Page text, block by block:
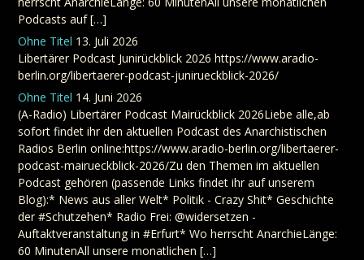
Podcasts auf […]
Ohne Titel 13. Juli 2026
Libertärer Podcast Junirückblick 2026 https://www.aradio-
berlin.org/libertaerer-podcast-junirueckblick-2026/
Ohne Titel 14. Juni 2026
(A-Radio) Libertärer Podcast Mairückblick 2026Liebe alle,ab
sofort findet ihr den aktuellen Podcast des Anarchistischen
Radios Berlin online:https://www.aradio-berlin.org/libertaerer-
podcast-mairueckblick-2026/Zu den Themen im aktuellen
Podcast gehören (passende Links findet ihr auf unserem
Blog):* News aus aller Welt* Politik - Crazy Shit* Geschichte
der #Schutzehen* Radio Frei: @widersetzen -
Auftaktveranstaltung in #Erfurt* Wo herrscht AnarchieLänge:
60 MinutenAll unsere monatlichen […]